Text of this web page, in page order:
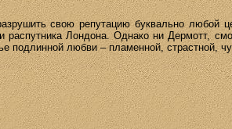
свою репутацию буквально любой
распутника Лондона. Однако ни Дермотт,
подлинной любви – пламенной, страстной,